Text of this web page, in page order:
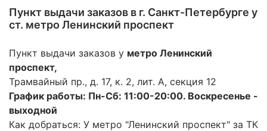
Пункт выдачи заказов в г. Санкт-Петербурге у
ст. метро Ленинский проспект
Пункт выдачи заказов у метро Ленинский
проспект,
Трамвайный пр., д. 17, к. 2, лит. А, секция 12
График работы: Пн-Сб: 11:00-20:00. Воскресенье -
выходной
Как добраться: У метро "Ленинский проспект" за ТК